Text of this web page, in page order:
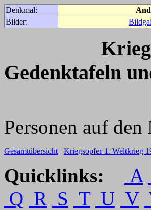
Denkmal:
Bilder:
Gedenktafeln
(Für
Personen auf
Gesamtübersicht Kriegsopfer 1. Weltkrieg
Quicklinks: A
Q R S T U V